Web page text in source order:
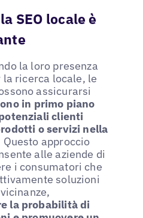
SEO locale è
la loro presenza
la ricerca locale, le
assicurarsi
in primo piano
clienti
o servizi nella
Questo approccio
alle aziende di
i consumatori che
soluzioni
la probabilità di